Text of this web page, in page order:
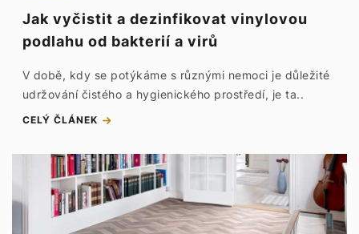
Jak vyčistit a dezinfikovat vinylovou
podlahu od bakterií a virů
V době, kdy se potýkáme s různými nemoci je důležité
udržování čistého a hygienického prostředí, je ta..
CELÝ ČLÁNEK